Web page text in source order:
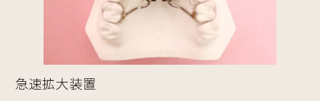
急速拡大装置